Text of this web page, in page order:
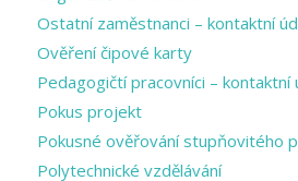
Ostatní zaměstnanci – kontaktní
Ověření čipové karty
Pedagogičtí pracovníci – kontaktní
Pokus projekt
Pokusné ověřování stupňovitého
Polytechnické vzdělávání